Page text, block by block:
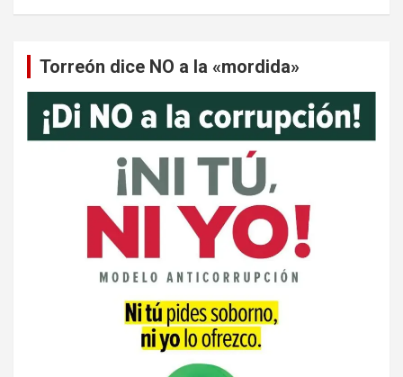
Torreón dice NO a la «mordida»